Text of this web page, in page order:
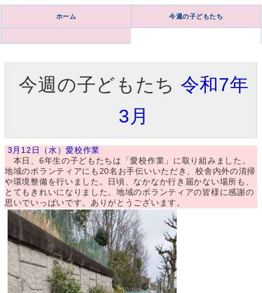
ホーム 今週の子どもたち
今週の子どもたち 令和7年
3月
3月12日（水）愛校作業
本日、6年生の子どもたちは「愛校作業」に取り組みました。
地域のボランティアにも20名お手伝いいただき、校舎内外の清掃
や環境整備を行いました。日頃、なかなか行き届かない場所も、
とてもきれいになりました。地域のボランティアの皆様に感謝の
思いでいっぱいです。ありがとうございます。